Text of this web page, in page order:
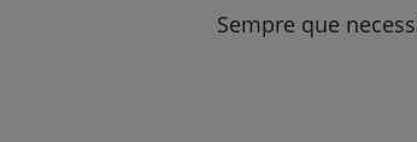
Sempre que